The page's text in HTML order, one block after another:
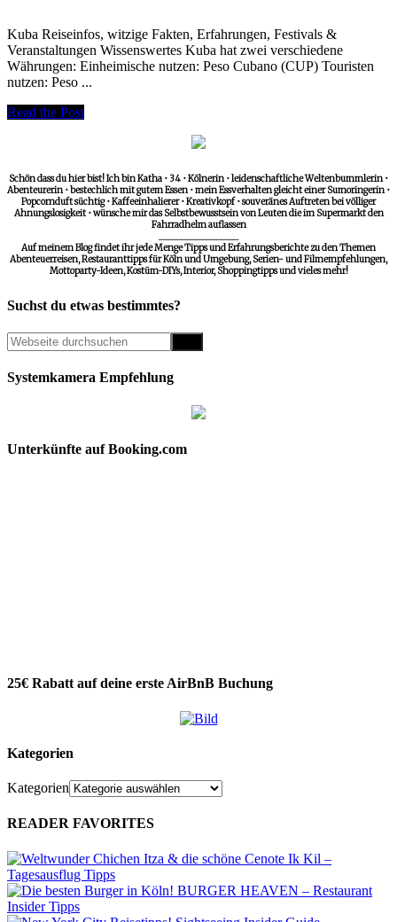
Kuba Reiseinfos, witzige Fakten, Erfahrungen, Festivals &
Veranstaltungen Wissenswertes Kuba hat zwei verschiedene
Währungen: Einheimische nutzen: Peso Cubano (CUP) Touristen
nutzen: Peso ...
Read the Post
Schön dass du hier bist! Ich bin Katha • 34 • Kölnerin • leidenschaftliche Weltenbummlerin •
Abenteurerin • bestechlich mit gutem Essen • mein Essverhalten gleicht einer Sumoringerin •
Popcornduft süchtig • Kaffeeinhalierer • Kreativkopf • souveränes Auftreten bei völliger
Ahnungslosigkeit • wünsche mir das Selbstbewusstsein von Leuten die im Supermarkt den
Fahrradhelm auflassen
__________________
Auf meinem Blog findet ihr jede Menge Tipps und Erfahrungsberichte zu den Themen
Abenteuerreisen, Restauranttipps für Köln und Umgebung, Serien- und Filmempfehlungen,
Mottoparty-Ideen, Kostüm-DIYs, Interior, Shoppingtipps und vieles mehr!
Suchst du etwas bestimmtes?
Systemkamera Empfehlung
Unterkünfte auf Booking.com
25€ Rabatt auf deine erste AirBnB Buchung
Kategorien
Kategorien
READER FAVORITES